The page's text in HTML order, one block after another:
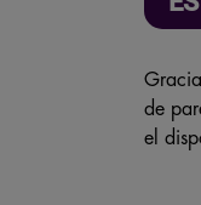
de
el